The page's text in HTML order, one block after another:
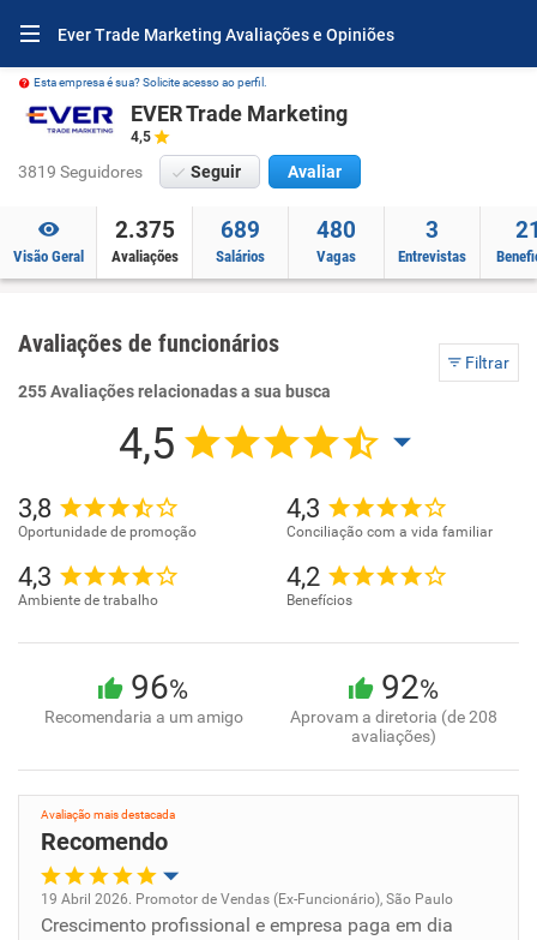
Ever Trade Marketing Avaliações e Opiniões
Esta empresa é sua? Solicite acesso ao perfil.
EVER Trade Marketing
4,5
3819 Seguidores Seguir Avaliar
Visão Geral
2.375
Avaliações
689
Salários
480
Vagas
3
Entrevistas
Avaliações de funcionários
Filtrar
255 Avaliações relacionadas a sua busca
4,5
3,8
Oportunidade de promoção
4,3
Conciliação com a vida familiar
4,3
Ambiente de trabalho
4,2
Benefícios
96%
Recomendaria a um amigo
92%
Aprovam a diretoria (de 208
avaliações)
Avaliação mais destacada
Recomendo
Oportunidade de promoção
19 Abril 2026. Promotor de Vendas (Ex-Funcionário), São Paulo
Crescimento profissional e empresa paga em dia